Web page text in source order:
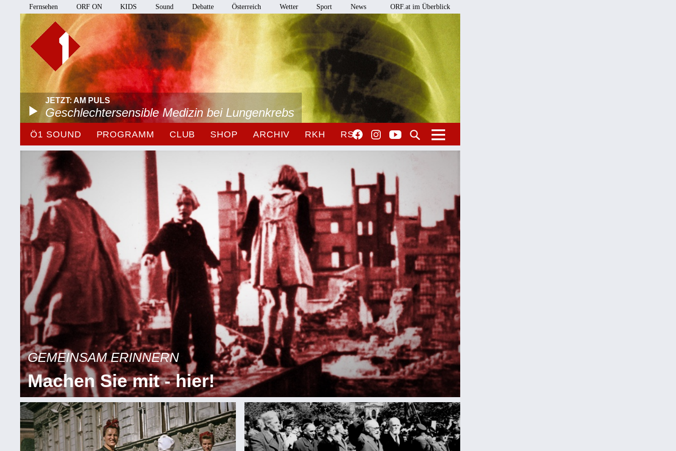
Fernsehen ORF ON KIDS Sound Debatte Österreich Wetter Sport News ORF.at im Überblick
JETZT: AM PULS
Geschlechtersensible Medizin bei Lungenkrebs
Ö1 SOUND PROGRAMM CLUB SHOP ARCHIV RKH RSO
GEMEINSAM ERINNERN
Machen Sie mit - hier!